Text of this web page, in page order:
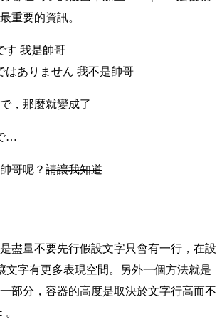
重要的資訊。
す 我是帥哥
はありません 我不是帥哥
，那麼就變成了
…
哥呢？ 請讓我知道
盡量不要先行假設文字只會有一行，在設
文字有更多表現空間。另外一個方法就是
部分，容器的高度是取決於文字行高而不
。